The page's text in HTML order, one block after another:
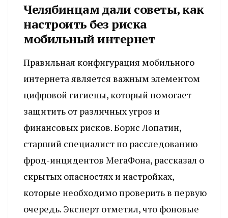
Челябинцам дали советы, как
настроить без риска
мобильный интернет
Правильная конфигурация мобильного
интернета является важным элементом
цифровой гигиены, который помогает
защитить от различных угроз и
финансовых рисков. Борис Лопатин,
старший специалист по расследованию
фрод-инцидентов МегаФона, рассказал о
скрытых опасностях и настройках,
которые необходимо проверить в первую
очередь. Эксперт отметил, что фоновые